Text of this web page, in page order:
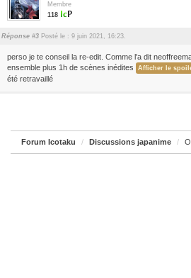
Membre
118
Réponse #3 Posté le : 9 juin 2021, 16:23.
perso je te conseil la re-edit. Comme l'a dit
ensemble plus 1h de scènes inédites
été retravaillé
Forum Icotaku Discussions japanime